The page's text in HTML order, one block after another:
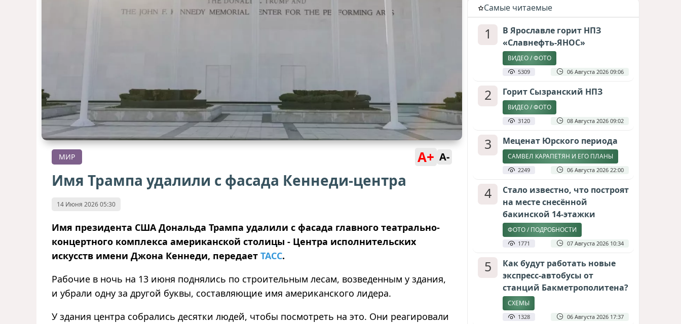
МИР A+ A-
Имя Трампа удалили с фасада Кеннеди-центра
14 Июня 2026 05:30
Имя президента США Дональда Трампа удалили с фасада главного театрально-
концертного комплекса американской столицы - Центра исполнительских
искусств имени Джона Кеннеди, передает ТАСС.
Рабочие в ночь на 13 июня поднялись по строительным лесам, возведенным у здания,
и убрали одну за другой буквы, составляющие имя американского лидера.
У здания центра собрались десятки людей, чтобы посмотреть на это. Они реагировали
Cамые читаемые
1
В Ярославле горит НПЗ
«Славнефть-ЯНОС»
ВИДЕО / ФОТО
5309 06 Августа 2026 09:06
2 Горит Сызранский НПЗ
ВИДЕО / ФОТО
3120 08 Августа 2026 09:02
3 Меценат Юрского периода
САМВЕЛ КАРАПЕТЯН И ЕГО ПЛАНЫ
2249 06 Августа 2026 22:00
4
Стало известно, что построят
на месте снесённой
бакинской 14-этажки
ФОТО / ПОДРОБНОСТИ
1771 07 Августа 2026 10:34
5
Как будут работать новые
экспресс-автобусы от
станций Бакметрополитена?
СХЕМЫ
1328 06 Августа 2026 17:37